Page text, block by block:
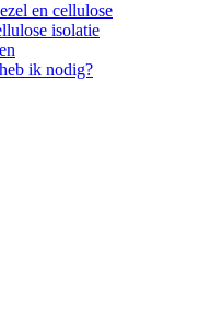
en cellulose
isolatie
ik nodig?